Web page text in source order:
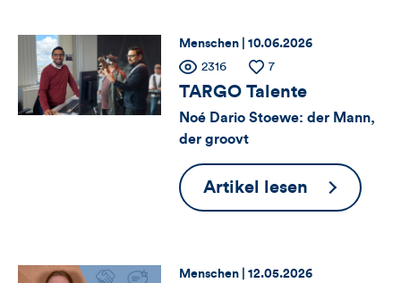
Artikels
Thema:
Menschen | Datum:
10.06.2026
Zähler
für
Views,
Likes
Kommentare
Anzahl
der
2316
Anzahl
der
7
TARGO Talente
Noé Dario Stoewe: der Mann,
der groovt
Artikel lesen TARGO
Talente
Thema:
Menschen | Datum:
12.05.2026